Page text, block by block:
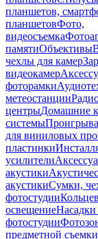
планшетов,
планшетовФото,
видеосъемка
памятиОбъективы
чехлы для камер
видеокамер
фоторамки
метеостанции
центрыДомашние
системы
для виниловых
пластинки
усилители
акустики
акустикиСумки,
фотостудии
освещение
фотостудии
предметной съемки